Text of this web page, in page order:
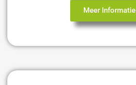
Meer Informatie